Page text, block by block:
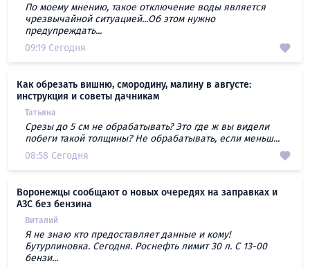
По моему мнению, такое отключение воды является
чрезвычайной ситуацией...Об этом нужно
предупреждать...
09:19 Сегодня
Как обрезать вишню, смородину, малину в августе:
инструкция и советы дачникам
Татьяна
Срезы до 5 см не обрабатывать? Это где ж вы видели
побеги такой толщины? Не обрабатывать, если меньш...
08:58 Сегодня
Воронежцы сообщают о новых очередях на заправках и
АЗС без бензина
Виталий
Я не знаю кто предоставляет данные и кому!
Бутурлиновка. Сегодня. Роснефть лимит 30 л. С 13-00
бензи...